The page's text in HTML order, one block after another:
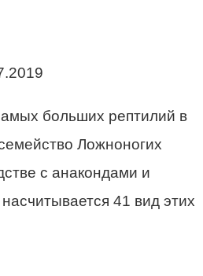
больших рептилий в
Ложноногих
с анакондами и
41 вид этих